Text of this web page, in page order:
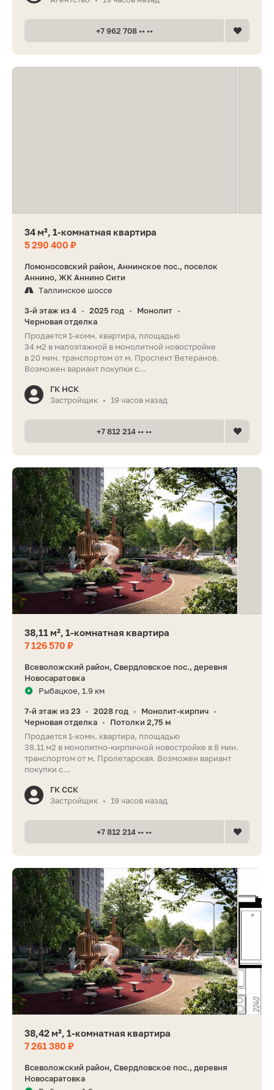
+7 962 708 •• ••
34 м², 1-комнатная квартира
5 290 400 ₽
Ломоносовский район, Аннинское пос., поселок
Аннино, ЖК Аннино Сити
Таллинское шоссе
3-й этаж из 4 • 2025 год • Монолит •
Черновая отделка
Продается 1-комн. квартира, площадью
34 м2 в малоэтажной в монолитной новостройке
в 20 мин. транспортом от м. Проспект Ветеранов.
Возможен вариант покупки с...
ГК НСК
Застройщик • 19 часов назад
+7 812 214 •• ••
38,11 м², 1-комнатная квартира
7 126 570 ₽
Всеволожский район, Свердловское пос., деревня
Новосаратовка
Рыбацкое, 1.9 км
7-й этаж из 23 • 2028 год • Монолит-кирпич •
Черновая отделка •
Потолки 2,75 м
Продается 1-комн. квартира, площадью
38.11 м2 в монолитно-кирпичной новостройке в 8 мин.
транспортом от м. Пролетарская. Возможен вариант
покупки с...
ГК ССК
Застройщик • 19 часов назад
+7 812 214 •• ••
38,42 м², 1-комнатная квартира
7 261 380 ₽
Всеволожский район, Свердловское пос., деревня
Новосаратовка